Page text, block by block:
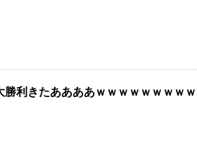
勝利きたああああｗｗｗｗｗｗｗｗｗ